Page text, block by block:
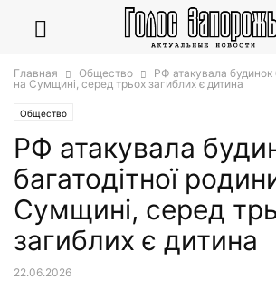
Главная Общество
РФ атакувала будинок
на Сумщині, серед трьох загиблих є дитина
Общество
РФ атакувала
багатодітної
Сумщині, серед
загиблих є дитина
22.06.2026